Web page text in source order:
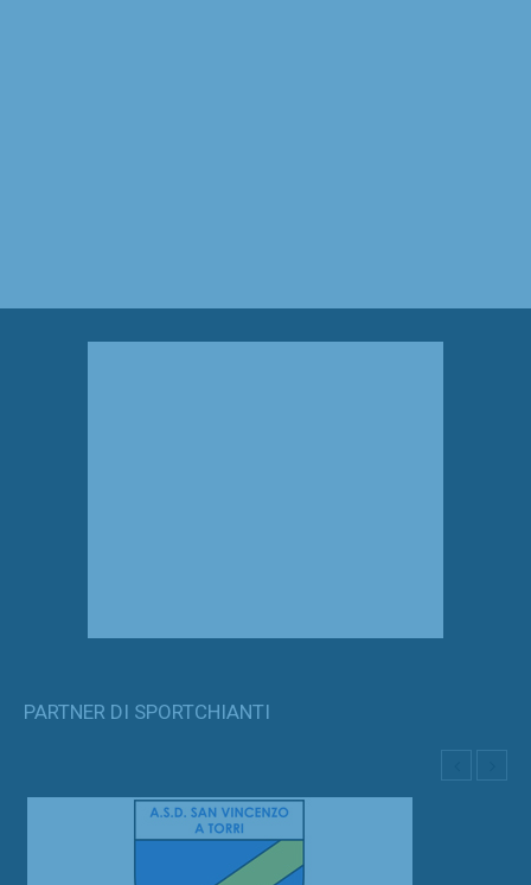
PARTNER DI SPORTCHIANTI